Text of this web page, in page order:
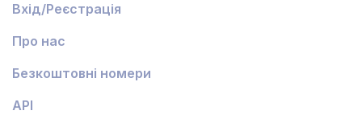
Вхід/Реєстрація
Про нас
Безкоштовні номери
API